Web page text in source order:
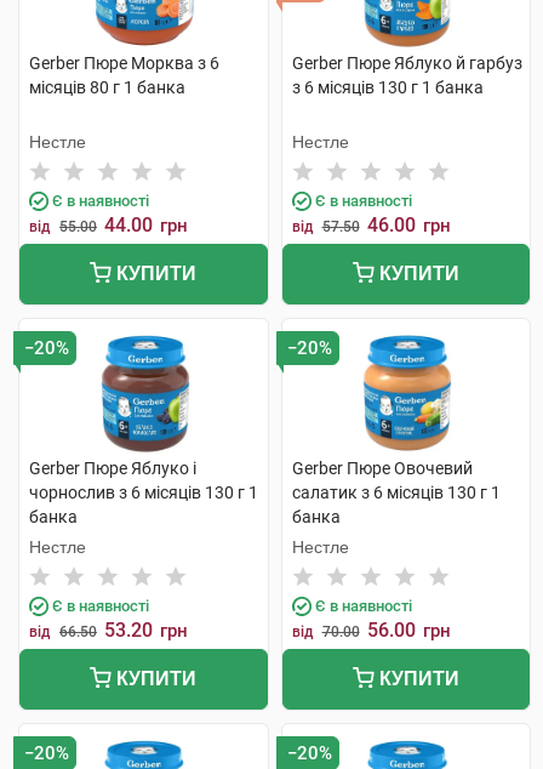
Gerber Пюре Морква з 6
місяців 80 г 1 банка
Нестле
Є в наявності
від 55.00 44.00 грн
КУПИТИ
Gerber Пюре Яблуко й гарбуз
з 6 місяців 130 г 1 банка
Нестле
Є в наявності
від 57.50 46.00 грн
КУПИТИ
−20%
Gerber Пюре Яблуко і
чорнослив з 6 місяців 130 г 1
банка
Нестле
Є в наявності
від 66.50 53.20 грн
КУПИТИ
−20%
Gerber Пюре Овочевий
салатик з 6 місяців 130 г 1
банка
Нестле
Є в наявності
від 70.00 56.00 грн
КУПИТИ
−20% −20%